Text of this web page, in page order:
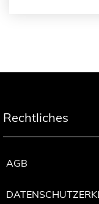
Rechtliches
AGB